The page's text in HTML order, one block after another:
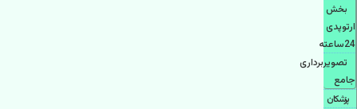
بخش
ارتوپدی
24ساعته
تصویربرداری
جامع
پزشكان